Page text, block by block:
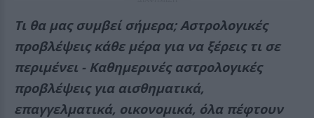
Τι θα μας συμβεί σήμερα; Αστρολογικές
προβλέψεις κάθε μέρα για να ξέρεις τι σε
περιμένει - Καθημερινές αστρολογικές
προβλέψεις για αισθηματικά,
επαγγελματικά, οικονομικά, όλα πέφτουν